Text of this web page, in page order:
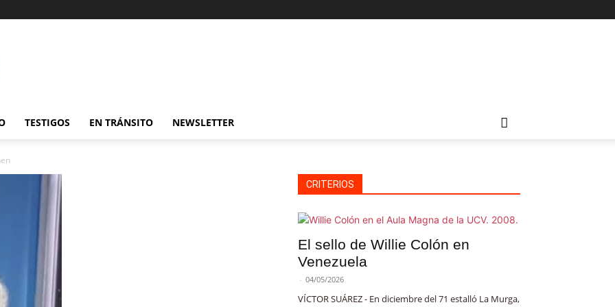
TESTIGOS EN TRÁNSITO NEWSLETTER
CRITERIOS
El sello de Willie Colón en
Venezuela
- 04/05/2026
VÍCTOR SUÁREZ - En diciembre del 71 estalló La Murga,